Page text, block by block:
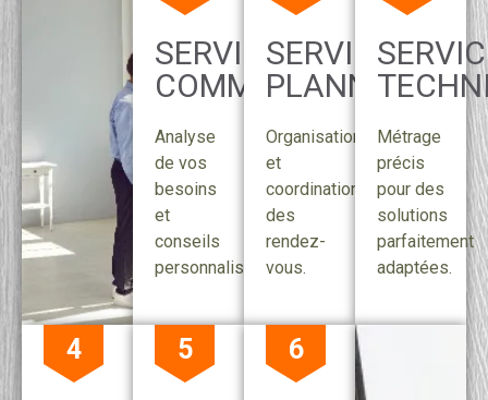
SERVICE
COMMERCIAL
Analyse
de vos
besoins
et
conseils
personnalisés.
SERVICE
PLANNING
Organisation
et
coordination
des
rendez-
vous.
Métrage
précis
pour des
solutions
parfaitement
adaptées.
4 5 6